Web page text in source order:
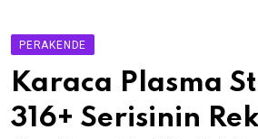
Ürün ve Hizmet
Enerji
Haber
PERAKENDE
Karaca Plasma
316+ Serisinin